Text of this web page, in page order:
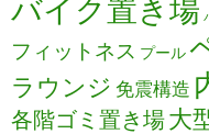
バイク置き場
フィットネス プール
ラウンジ 免震構造
各階ゴミ置き場大